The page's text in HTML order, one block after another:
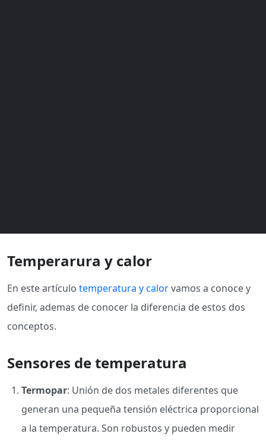
Temperarura y calor
En este artículo temperatura y calorvamos a conoce y
definir, ademas de conocer la diferencia de estos dos
conceptos.
Sensores de temperatura
Termopar: Unión de dos metales diferentes que
generan una pequeña tensión eléctrica proporcional
a la temperatura. Son robustos y pueden medir